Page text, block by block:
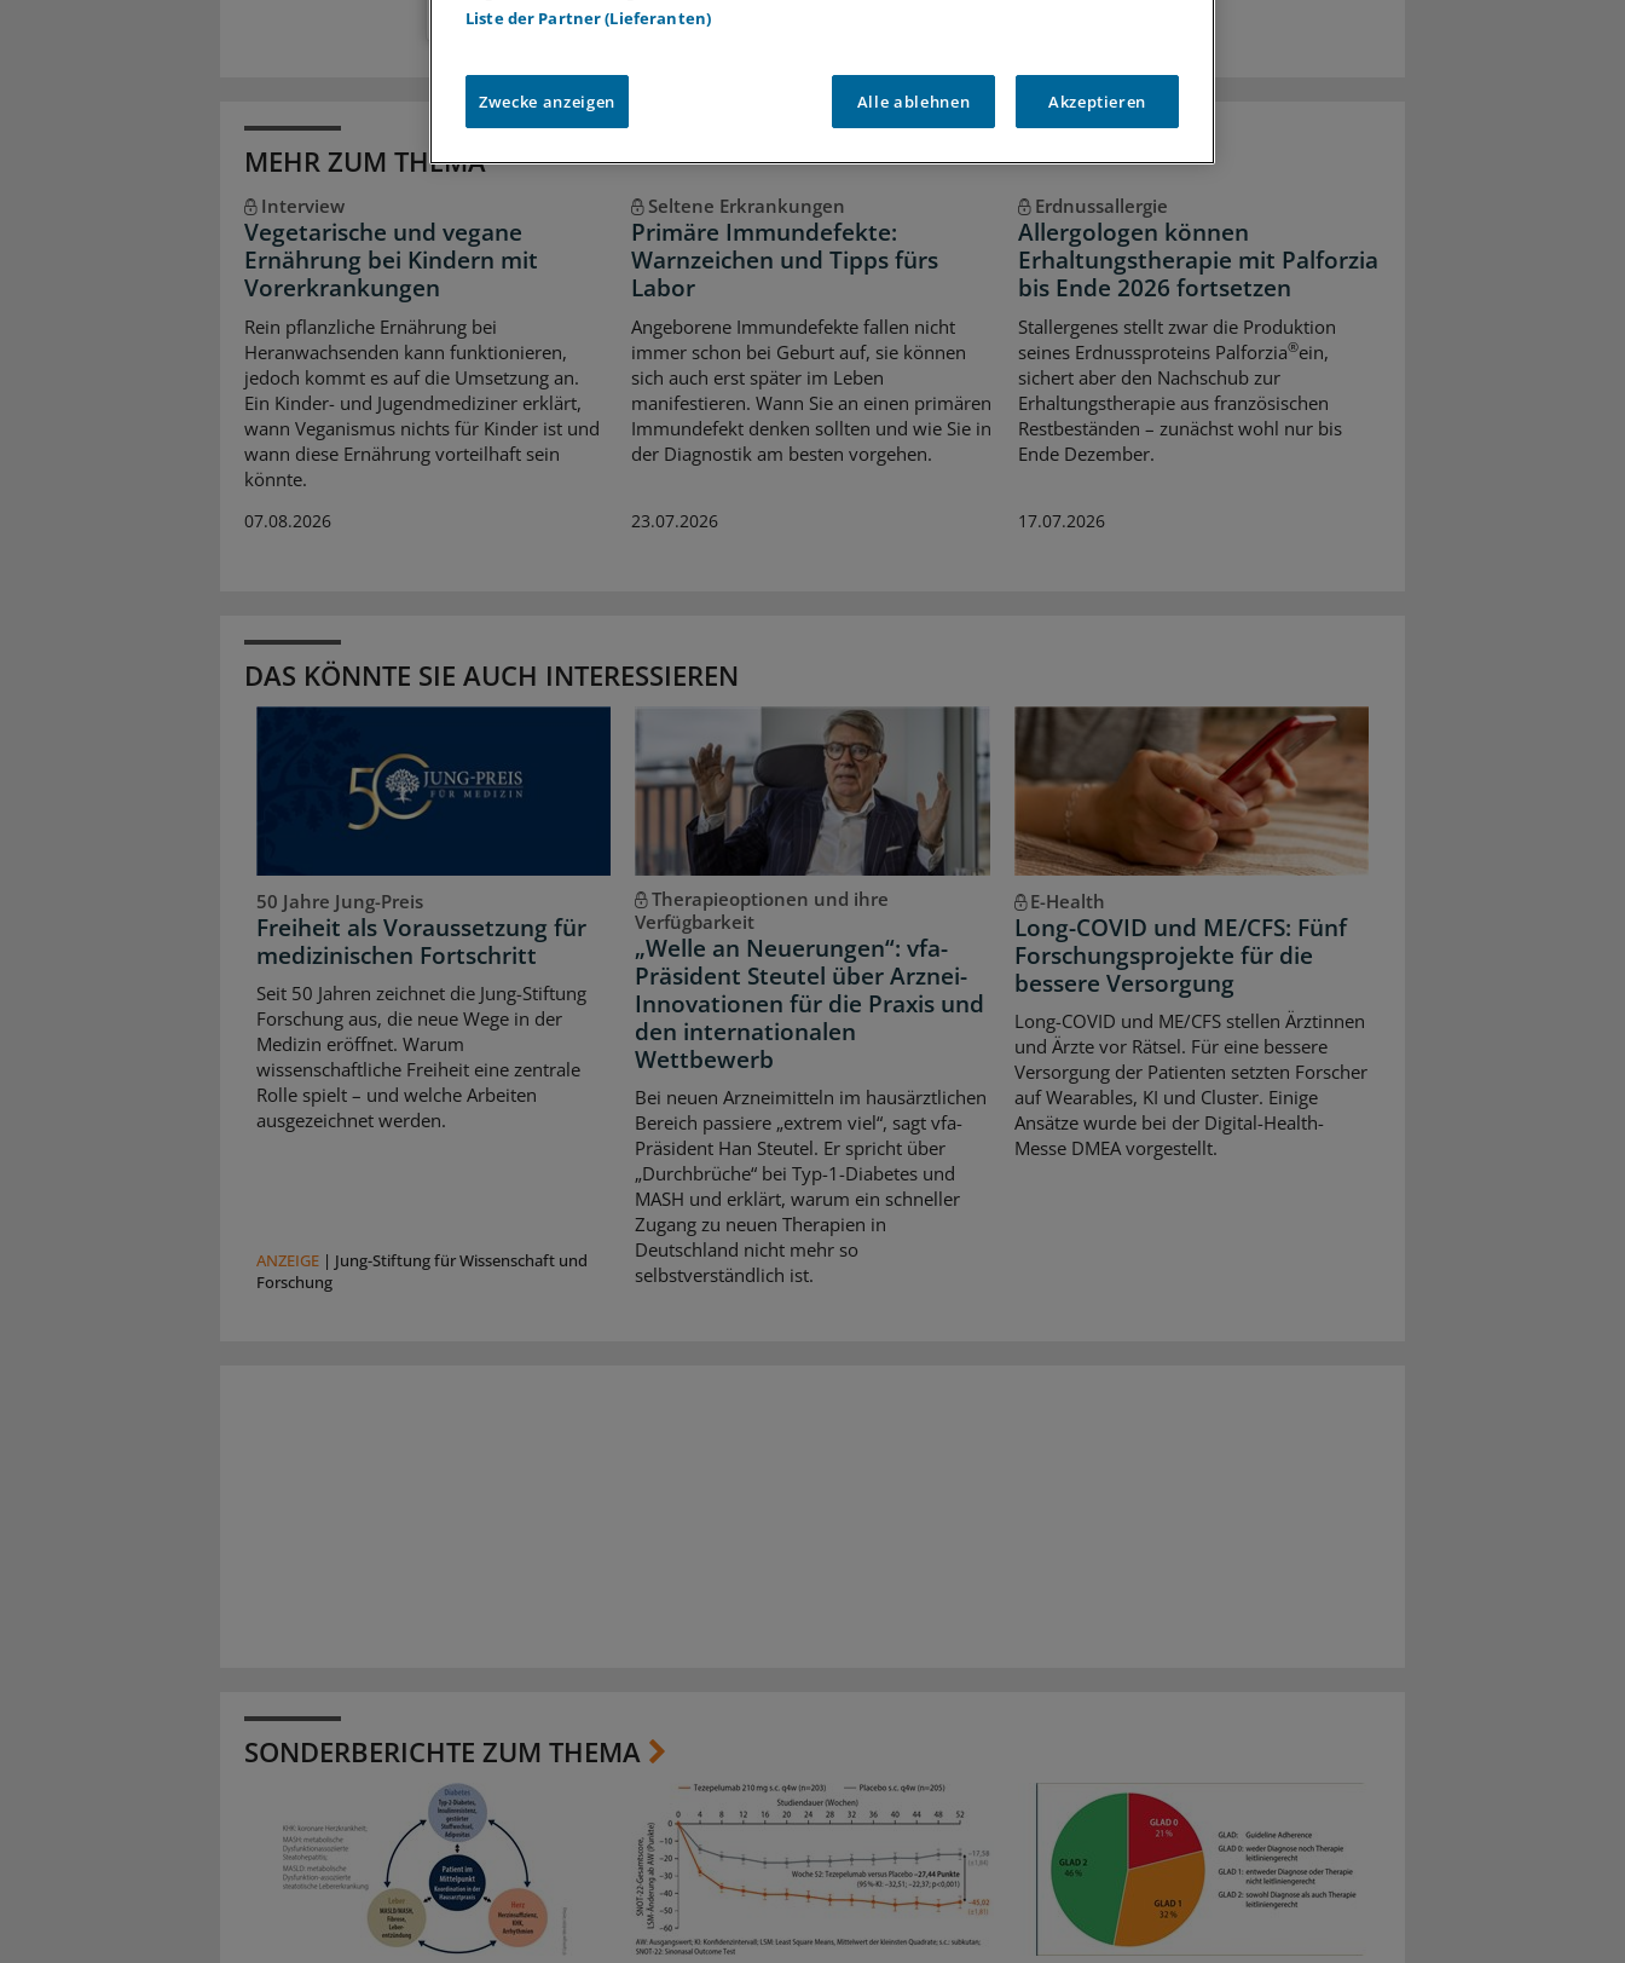
MEHR ZUM THEMA
Interview
Vegetarische und vegane
Ernährung bei Kindern mit
Vorerkrankungen
Rein pflanzliche Ernährung bei
Heranwachsenden kann funktionieren,
jedoch kommt es auf die Umsetzung an.
Ein Kinder- und Jugendmediziner erklärt,
wann Veganismus nichts für Kinder ist und
wann diese Ernährung vorteilhaft sein
könnte.
07.08.2026
Seltene Erkrankungen
Primäre Immundefekte:
Warnzeichen und Tipps fürs
Labor
Angeborene Immundefekte fallen nicht
immer schon bei Geburt auf, sie können
sich auch erst später im Leben
manifestieren. Wann Sie an einen primären
Immundefekt denken sollten und wie Sie in
der Diagnostik am besten vorgehen.
23.07.2026
Erdnussallergie
Allergologen können
Erhaltungstherapie mit Palforzia
bis Ende 2026 fortsetzen
Stallergenes stellt zwar die Produktion
seines Erdnussproteins Palforzia®ein,
sichert aber den Nachschub zur
Erhaltungstherapie aus französischen
Restbeständen – zunächst wohl nur bis
Ende Dezember.
17.07.2026
DAS KÖNNTE SIE AUCH INTERESSIEREN
50 Jahre Jung-Preis
Freiheit als Voraussetzung für
medizinischen Fortschritt
Seit 50 Jahren zeichnet die Jung-Stiftung
Forschung aus, die neue Wege in der
Medizin eröffnet. Warum
wissenschaftliche Freiheit eine zentrale
Rolle spielt – und welche Arbeiten
ausgezeichnet werden.
ANZEIGE | Jung-Stiftung für Wissenschaft und
Forschung
Therapieoptionen und ihre
Verfügbarkeit
„Welle an Neuerungen“: vfa-
Präsident Steutel über Arznei-
Innovationen für die Praxis und
den internationalen
Wettbewerb
Bei neuen Arzneimitteln im hausärztlichen
Bereich passiere „extrem viel“, sagt vfa-
Präsident Han Steutel. Er spricht über
„Durchbrüche“ bei Typ-1-Diabetes und
MASH und erklärt, warum ein schneller
Zugang zu neuen Therapien in
Deutschland nicht mehr so
selbstverständlich ist.
E-Health
Long-COVID und ME/CFS: Fünf
Forschungsprojekte für die
bessere Versorgung
Long-COVID und ME/CFS stellen Ärztinnen
und Ärzte vor Rätsel. Für eine bessere
Versorgung der Patienten setzten Forscher
auf Wearables, KI und Cluster. Einige
Ansätze wurde bei der Digital-Health-
Messe DMEA vorgestellt.
SONDERBERICHTE ZUM THEMA
Liste der Partner (Lieferanten)
Zwecke anzeigen Alle ablehnen Akzeptieren